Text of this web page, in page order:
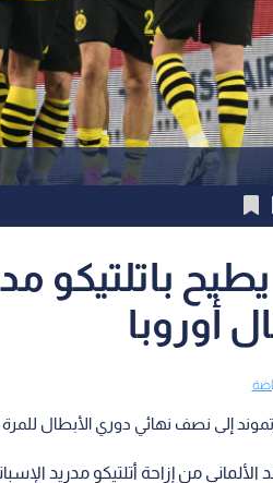
باتلتيكو
أوروبا
إلى نصف نهائي دوري الأبطال للمرة
من إزاحة أتلتيكو مدريد